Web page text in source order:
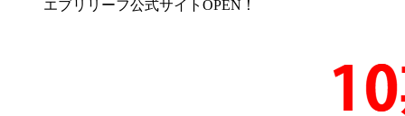
エブリリーフ公式サイトOPEN！